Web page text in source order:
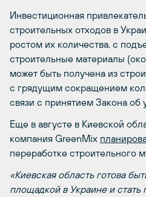
Инвестиционная
строительных отходов в
ростом их количества, с
строительные материалы
может быть получена из
с грядущим сокращением
связи с принятием Закона об
Еще в августе в Киевской
компания GreenMix
переработке строительного
«Киевская область готова
площадкой в Украине и стать